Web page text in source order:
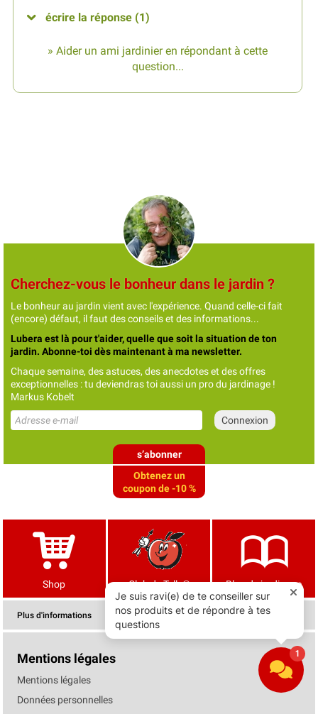
écrire la réponse (1)
» Aider un ami jardinier en répondant à cette
question...
Cherchez-vous le bonheur dans le jardin ?
Le bonheur au jardin vient avec l'expérience. Quand celle-ci fait
(encore) défaut, il faut des conseils et des informations...
Lubera est là pour t'aider, quelle que soit la situation de ton
jardin. Abonne-toi dès maintenant à ma newsletter.
Chaque semaine, des astuces, des anecdotes et des offres
exceptionnelles : tu deviendras toi aussi un pro du jardinage !
Markus Kobelt
s’abonner
Obtenez un
coupon de -10 %
Shop Club de Tells® Blog de jardinage
Plus d'informations
Mentions légales
Mentions légales
Données personnelles